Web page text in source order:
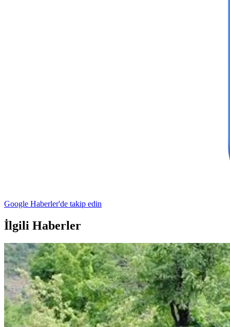
Google Haberler'de takip edin
İlgili Haberler